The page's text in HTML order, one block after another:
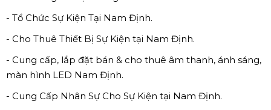
- Tổ Chức Sự Kiện Tại Nam Định.
- Cho Thuê Thiết Bị Sự Kiện tại Nam Định.
- Cung cấp, lắp đặt bán & cho thuê âm thanh, ánh sáng,
màn hình LED Nam Định.
- Cung Cấp Nhân Sự Cho Sự Kiện tại Nam Định.